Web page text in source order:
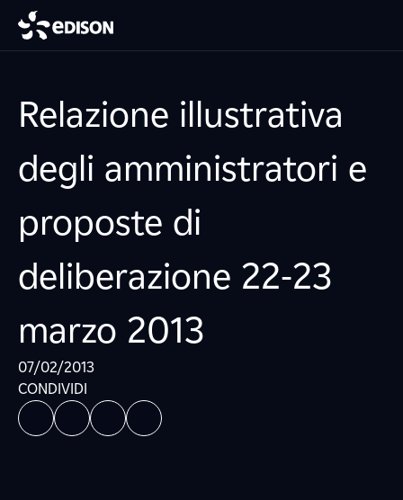
Relazione illustrativa
degli amministratori e
proposte di
deliberazione 22-23
marzo 2013
07/02/2013
CONDIVIDI